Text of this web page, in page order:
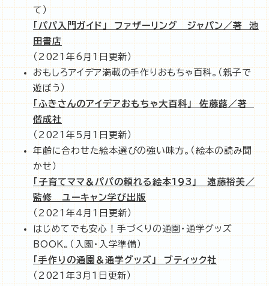
て）
「パパ入門ガイド」 ファザーリング ジャパン／著 池
田書店
（2021年6月1日更新）
おもしろアイデア満載の手作りおもちゃ百科。（親子で
遊ぼう）
「ふきさんのアイデアおもちゃ大百科」 佐藤蕗／著
偕成社
（2021年5月1日更新）
年齢に合わせた絵本選びの強い味方。（絵本の読み聞
かせ）
「子育てママ＆パパの頼れる絵本193」 遠藤裕美／
監修 ユーキャン学び出版
（2021年4月1日更新）
はじめてでも安心！手づくりの通園・通学グッズ
BOOK。（入園・入学準備）
「手作りの通園＆通学グッズ」 ブティック社
（2021年3月1日更新）